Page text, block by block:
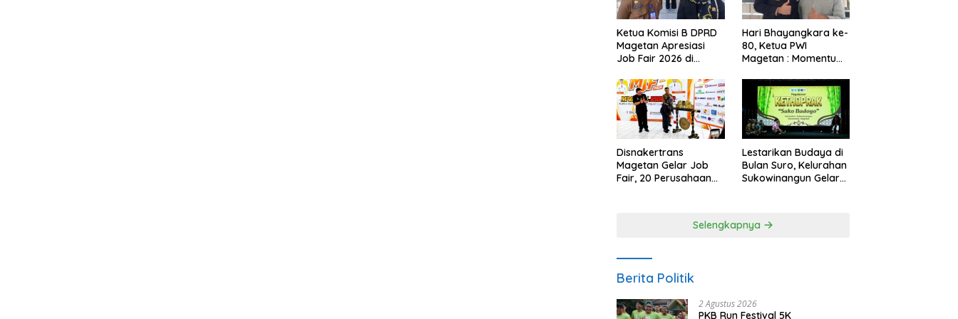
Ketua Komisi B DPRD
Magetan Apresiasi
Job Fair 2026 di
Anggaran
Hari Bhayangkara ke-
80, Ketua PWI
Magetan : Momentum
Kepercayaan Publik
Disnakertrans
Magetan Gelar Job
Fair, 20 Perusahaan
Lestarikan Budaya di
Bulan Suro, Kelurahan
Sukowinangun Gelar
Selengkapnya
Berita Politik
2 Agustus 2026
PKB Run Festival 5K